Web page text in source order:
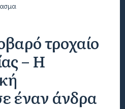
τροχαίο
– Η
έναν άνδρα